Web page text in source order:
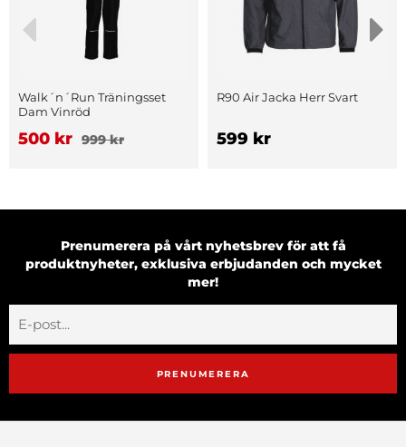
Walk´n´Run Träningsset
Dam Vinröd
500 kr 999 kr
R90 Air Jacka Herr Svart
599 kr
Prenumerera på vårt nyhetsbrev för att få
produktnyheter, exklusiva erbjudanden och mycket
mer!
PRENUMERERA